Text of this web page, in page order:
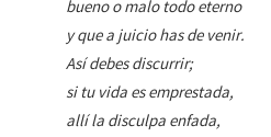
bueno o malo todo eterno
y que a juicio has de venir.
Así debes discurrir;
si tu vida es emprestada,
allí la disculpa enfada,